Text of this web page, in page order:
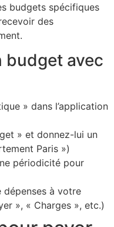
budgets spécifiques
des
budget avec
» dans l’application
» et donnez-lui un
Paris »)
périodicité pour
à votre
», « Charges », etc.)